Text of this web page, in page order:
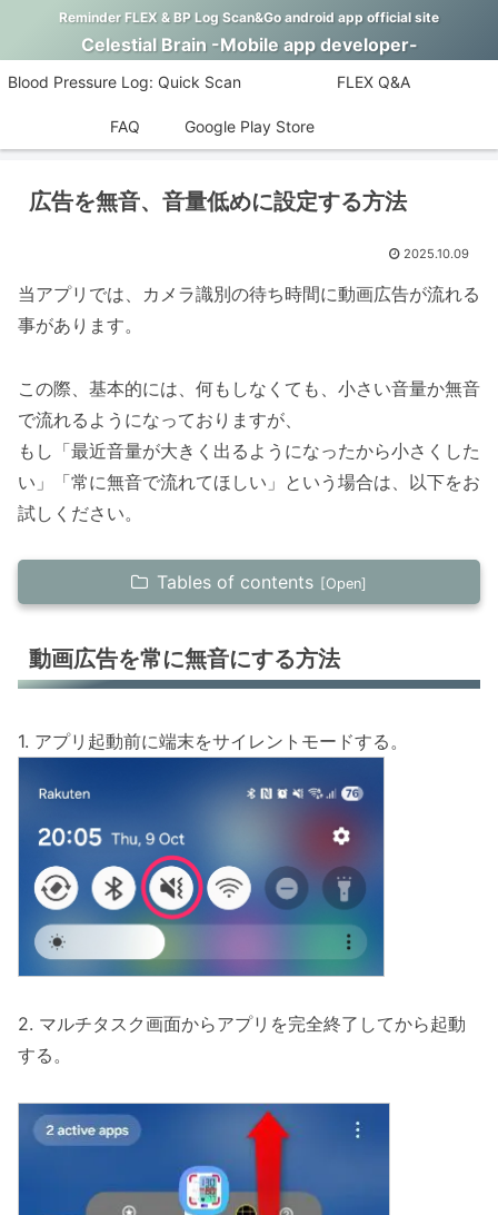
Reminder FLEX & BP Log Scan&Go android app official site
Celestial Brain -Mobile app developer-
Blood Pressure Log: Quick Scan
FAQ
FLEX Q&A
Google Play Store
広告を無音、音量低めに設定する方法
2025.10.09
当アプリでは、カメラ識別の待ち時間に動画広告が流れる
事があります。
この際、基本的には、何もしなくても、小さい音量か無音
で流れるようになっておりますが、
もし「最近音量が大きく出るようになったから小さくした
い」「常に無音で流れてほしい」という場合は、以下をお
試しください。
Tables of contents
動画広告の音量を小さくする
動画広告を常に無音にする方法
1. アプリ起動前に端末をサイレントモードする。
2. マルチタスク画面からアプリを完全終了してから起動
する。